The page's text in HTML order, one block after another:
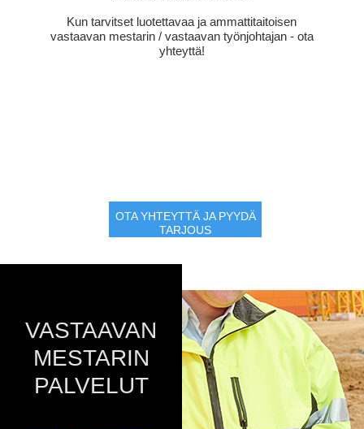
Kun tarvitset luotettavaa ja ammattitaitoisen
vastaavan mestarin / vastaavan työnjohtajan - ota
yhteyttä!
OTA YHTEYTTÄ JA PYYDÄ
TARJOUS
VASTAAVAN
MESTARIN
PALVELUT